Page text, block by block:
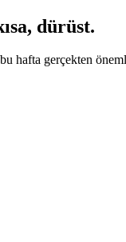
dürüst.
hafta gerçekten